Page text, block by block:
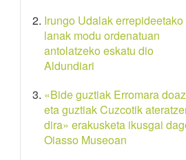
Irungo Udalak errepideetako
lanak modu ordenatuan
antolatzeko eskatu dio
Aldundiari
«Bide guztiak Erromara doaz
eta guztiak Cuzcotik
dira» erakusketa ikusgai
Oiasso Museoan